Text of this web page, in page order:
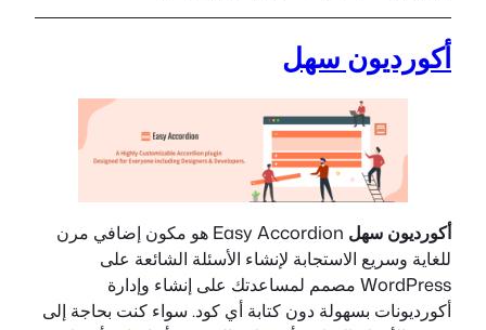
أكورديون سهل
أكورديون سهل
Easy Accordion هو مكون إضافي مرن
للغاية وسريع الاستجابة لإنشاء الأسئلة الشائعة على
WordPress مصمم لمساعدتك على إنشاء وإدارة
أكورديونات بسهولة دون كتابة أي كود. سواء كنت بحاجة إلى